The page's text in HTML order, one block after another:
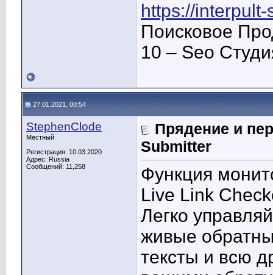
https://
Поисковое
10 – Seo
27.01.2021, 00:54
StephenClode
Местный
Регистрация: 10.03.2020
Адрес: Russia
Сообщений: 11,258
Прядение и
Submitter
Функция
Live Link
Легко
живые
тексты и всю